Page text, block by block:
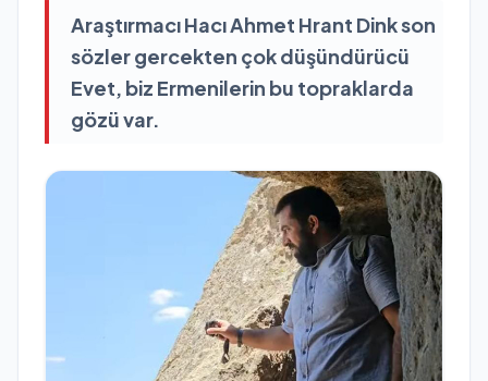
Araştırmacı Hacı Ahmet Hrant Dink son
sözler gercekten çok düşündürücü
Evet, biz Ermenilerin bu topraklarda
gözü var.